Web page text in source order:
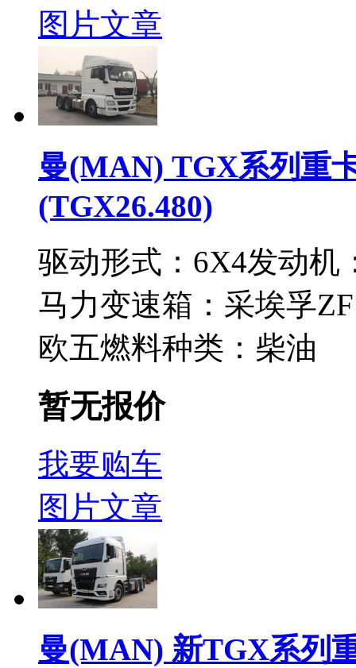
图片文章
曼(MAN) TGX系列重
(TGX26.480)
驱动形式： 6X4发动机
马力变速箱： 采埃孚
欧五燃料种类： 柴油
暂无报价
我要购车
图片文章
曼(MAN) 新TGX系列